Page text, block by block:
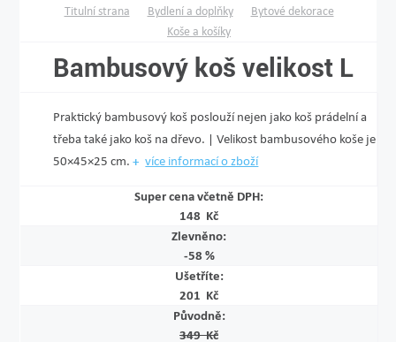
Titulní strana Bydlení a doplňky
Bytové dekorace
Koše a košíky
Bambusový koš velikost L
Praktický bambusový koš poslouží nejen jako koš prádelní a
třeba také jako koš na dřevo. | Velikost bambusového koše je
50×45×25 cm.
více informací o zboží
Super cena včetně DPH:
148 Kč
Zlevněno:
-58 %
Ušetříte:
201 Kč
Původně:
349 Kč